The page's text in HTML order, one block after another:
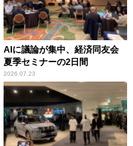
AIに議論が集中、経済同友会
夏季セミナーの2日間
2026.07.23